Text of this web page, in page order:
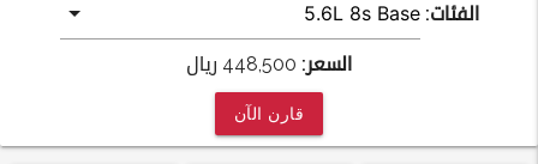
الفئات:
السعر: 448,500 ريال
قارن الآن